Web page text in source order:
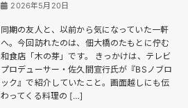
2026年5月20日
同期の友人と、以前から気になっていた一軒
へ。今回訪れたのは、佃大橋のたもとに佇む
和食店「木の芽」です。 きっかけは、テレビ
プロデューサー・佐久間宣行氏が『BSノブロ
ック』で紹介していたこと。画面越しにも伝
わってくる料理の […]